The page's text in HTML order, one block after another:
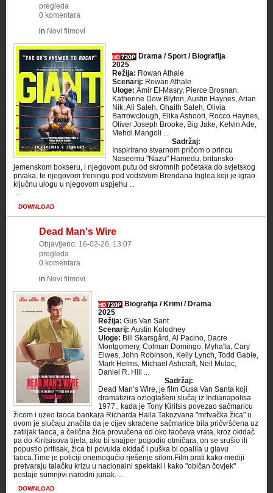
pregleda
0 komentara
in Novi filmovi
Drama / Sport / Biografija
2025
Režija: Rowan Athale
Scenarij: Rowan Athale
Uloge: Amir El-Masry, Pierce Brosnan,
Katherine Dow Blyton, Austin Haynes, Arian
Nik, Ali Saleh, Ghaith Saleh, Olivia
Barrowclough, Elika Ashoori, Rocco Haynes,
Oliver Joseph Brooke, Big Jake, Kelvin Ade,
Mehdi Mangoli ...
Sadržaj:
Inspirirano stvarnom pričom o princu
Naseemu "Nazu" Hamedu, britansko-
jemenskom bokseru, i njegovom putu od skromnih početaka do svjetskog
prvaka, te njegovom treningu pod vodstvom Brendana Inglea koji je igrao
ključnu ulogu u njegovom uspjehu ...
​ ...
DOWNLOAD
Dead Man's Wire
Objavljeno: 16-02-26, 13:07
pregleda
0 komentara
in Novi filmovi
Biografija / Krimi / Drama
2025
Režija: Gus Van Sant
Scenarij: Austin Kolodney
Uloge: Bill Skarsgård, Al Pacino, Dacre
Montgomery, Colman Domingo, Myha'la, Cary
Elwes, John Robinson, Kelly Lynch, Todd Gable,
Mark Helms, Michael Ashcraft, Neil Mulac,
Daniel R. Hill ...
Sadržaj:
Dead Man’s Wire, je film Gusa Van Santa koji
dramatizira ozloglašeni slučaj iz Indianapolisa
1977., kada je Tony Kiritsis povezao sačmaricu
žicom i uzeo taoca bankara Richarda Halla.Takozvana "mrtvačka žica" u
ovom je slučaju značila da je cijev skraćene sačmarice bila pričvršćena uz
zatiljak taoca, a čelična žica provučena od oko taočeva vrata, kroz okidač
pa do Kiritsisova tijela, ako bi snajper pogodio otmičara, on se srušio ili
popustio pritisak, žica bi povukla okidač i puška bi opalila u glavu
taoca.Time je policiji onemogućio rješenje silom.Film prati kako mediji
pretvaraju talačku krizu u nacionalni spektakl i kako "običan čovjek"
postaje sumnjivi narodni junak. ...
DOWNLOAD